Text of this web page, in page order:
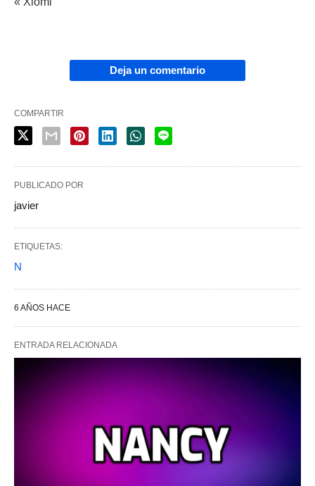
Deja un comentario
COMPARTIR
PUBLICADO POR
javier
ETIQUETAS:
N
6 AÑOS HACE
ENTRADA RELACIONADA